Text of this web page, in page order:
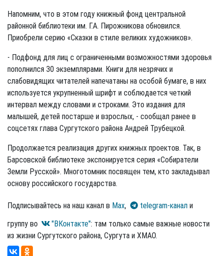
Напомним, что в этом году книжный фонд центральной
районной библиотеки им. Г.А. Пирожникова обновился.
Приобрели серию «Сказки в стиле великих художников».
- Подфонд для лиц с ограниченными возможностями здоровья
пополнился 30 экземплярами. Книги для незрячих и
слабовидящих читателей напечатаны на особой бумаге, в них
используется укрупненный шрифт и соблюдается четкий
интервал между словами и строками. Это издания для
малышей, детей постарше и взрослых, - сообщал ранее в
соцсетях глава Сургутского района Андрей Трубецкой.
Продолжается реализация других книжных проектов. Так, в
Барсовской библиотеке экспонируется серия «Собиратели
Земли Русской». Многотомник посвящен тем, кто закладывал
основу российского государства.
Подписывайтесь на наш канал в Max, telegram-канал и
группу во
"ВКонтакте": там только самые важные новости
из жизни Сургутского района, Сургута и ХМАО.